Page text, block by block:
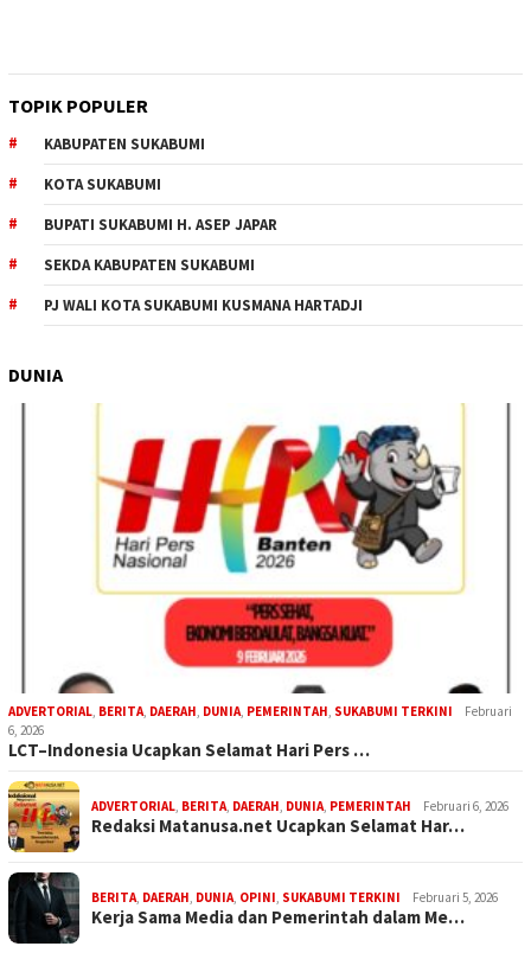
TOPIK POPULER
KABUPATEN SUKABUMI
KOTA SUKABUMI
BUPATI SUKABUMI H. ASEP JAPAR
SEKDA KABUPATEN SUKABUMI
PJ WALI KOTA SUKABUMI KUSMANA HARTADJI
DUNIA
ADVERTORIAL, BERITA, DAERAH, DUNIA, PEMERINTAH, SUKABUMI TERKINI
Februari
6, 2026
LCT–Indonesia Ucapkan Selamat Hari Pers …
ADVERTORIAL, BERITA, DAERAH, DUNIA, PEMERINTAH Februari 6, 2026
Redaksi Matanusa.net Ucapkan Selamat Har…
BERITA, DAERAH, DUNIA, OPINI, SUKABUMI TERKINI Februari 5, 2026
Kerja Sama Media dan Pemerintah dalam Me…